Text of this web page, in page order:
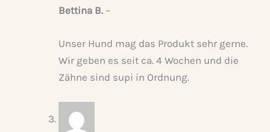
Bettina B. –
Unser Hund mag das Produkt sehr gerne.
Wir geben es seit ca. 4 Wochen und die
Zähne sind supi in Ordnung.